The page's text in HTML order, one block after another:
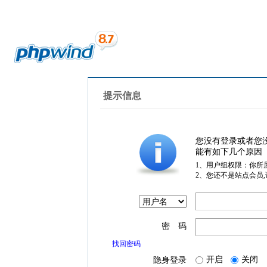
提示信息
您没有登录或者您
能有如下几个原因
1、用户组权限：你所
2、您还不是站点会员
密 码
找回密码
隐身登录 开启 关闭